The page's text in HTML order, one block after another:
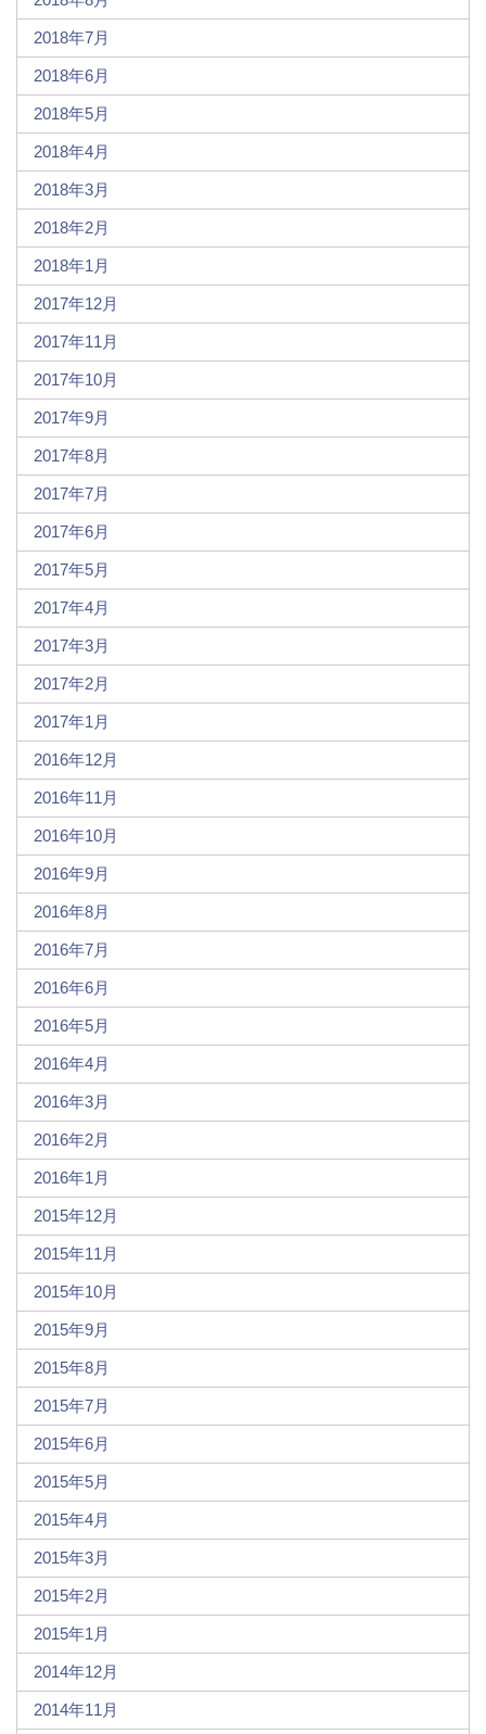
2018年7月
2018年6月
2018年5月
2018年4月
2018年3月
2018年2月
2018年1月
2017年12月
2017年11月
2017年10月
2017年9月
2017年8月
2017年7月
2017年6月
2017年5月
2017年4月
2017年3月
2017年2月
2017年1月
2016年12月
2016年11月
2016年10月
2016年9月
2016年8月
2016年7月
2016年6月
2016年5月
2016年4月
2016年3月
2016年2月
2016年1月
2015年12月
2015年11月
2015年10月
2015年9月
2015年8月
2015年7月
2015年6月
2015年5月
2015年4月
2015年3月
2015年2月
2015年1月
2014年12月
2014年11月